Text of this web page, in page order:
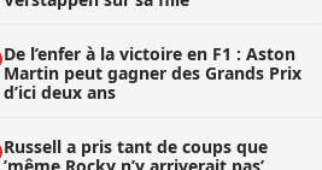
De l’enfer à la victoire en F1 : Aston
Martin peut gagner des Grands Prix
d’ici deux ans
Russell a pris tant de coups que